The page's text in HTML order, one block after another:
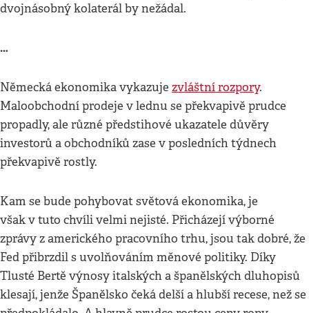
dvojnásobný kolaterál by nežádal.
…
Německá ekonomika vykazuje zvláštní rozpory.
Maloobchodní prodeje v lednu se překvapivě prudce
propadly, ale různé předstihové ukazatele důvěry
investorů a obchodníků zase v posledních týdnech
překvapivě rostly.
Kam se bude pohybovat světová ekonomika, je
však v tuto chvíli velmi nejisté. Přicházejí výborné
zprávy z amerického pracovního trhu, jsou tak dobré, že
Fed přibrzdil s uvolňováním měnové politiky. Díky
Tlusté Bertě výnosy italských a španělských dluhopisů
klesají, jenže Španělsko čeká delší a hlubší recese, než se